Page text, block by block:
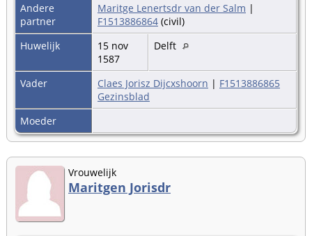
Andere
partner
Maritge Lenertsdr van der Salm |
F1513886864 (civil)
Huwelijk
15 nov
1587
Delft
Vader Claes Jorisz Dijcxshoorn | F1513886865
Gezinsblad
Moeder
Vrouwelijk
Maritgen Jorisdr